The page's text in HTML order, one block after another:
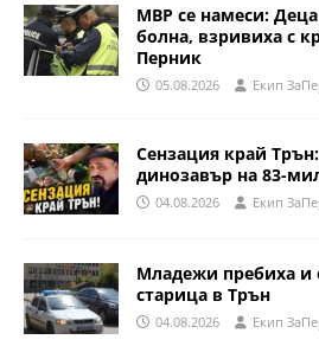
МВР се намеси: Деца
болна, взривиха с
Перник
05.08.2026 Eкип
Сензация край
динозавър на 83-
04.08.2026 Eкип
Младежи пребиха и
старица в Трън
04.08.2026 Eкип